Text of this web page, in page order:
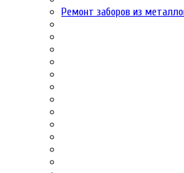
Ремонт заборов из